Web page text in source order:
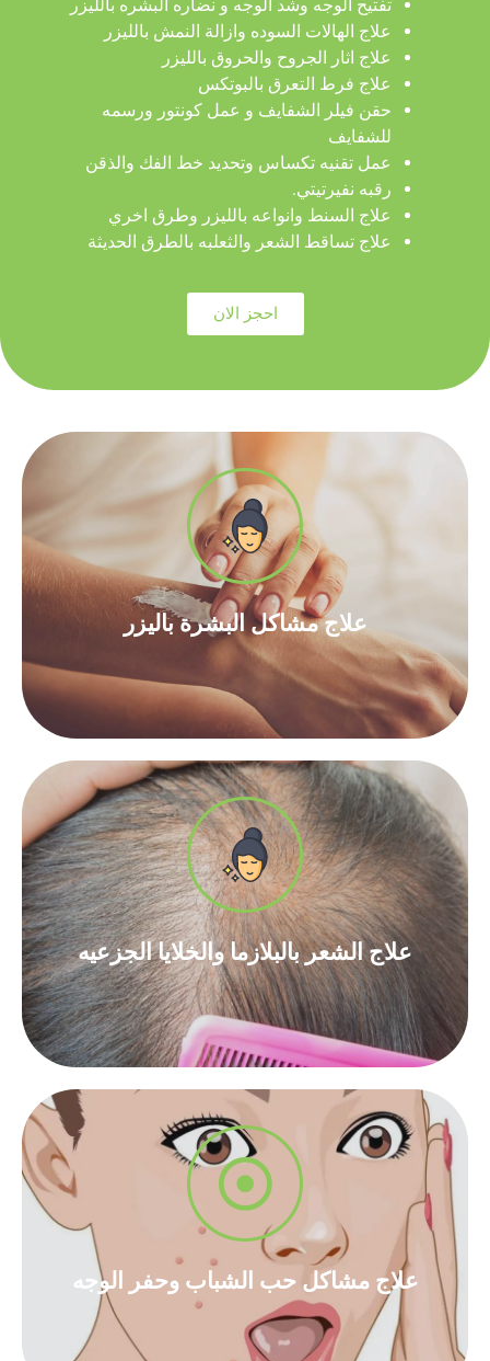
تفتيح الوجه وشد الوجه و نضاره البشره بالليزر
علاج الهالات السوده وازالة النمش بالليزر
علاج اثار الجروح والحروق بالليزر
علاج فرط التعرق بالبوتكس
حقن فيلر الشفايف و عمل كونتور ورسمه
للشفايف
عمل تقنيه تكساس وتحديد خط الفك والذقن
رقبه نفيرتيتي.
علاج السنط وانواعه بالليزر وطرق اخري
علاج تساقط الشعر والثعلبه بالطرق الحديثة
احجز الان
علاج مشاكل البشرة باليزر​
علاج مشاكل البشرة باليزر​
أقراء المزيد
علاج الشعر بالبلازما والخلايا الجزعيه​
علاج الشعر بالبلازما والخلايا الجزعيه​
أقراء المزيد
علاج مشاكل حب الشباب وحفر الوجه​
علاج مشاكل حب الشباب وحفر الوجه​
أقراء المزيد